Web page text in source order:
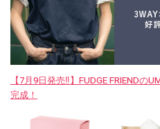
【7月9日発売‼︎】FUDGE FRIENDの
完成！